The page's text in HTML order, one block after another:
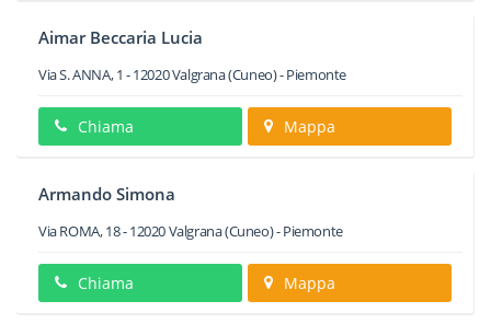
Aimar Beccaria Lucia
Via S. ANNA, 1 -12020Valgrana(Cuneo) -Piemonte
Chiama Mappa
Armando Simona
Via ROMA, 18-12020Valgrana(Cuneo) -Piemonte
Chiama Mappa